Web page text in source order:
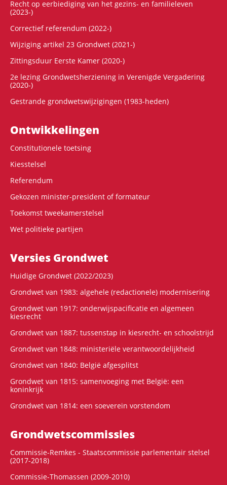
Recht op eerbiediging van het gezins- en familieleven
(2023-)
Correctief referendum (2022-)
Wijziging artikel 23 Grondwet (2021-)
Zittingsduur Eerste Kamer (2020-)
2e lezing Grondwetsherziening in Verenigde Vergadering
(2020-)
Gestrande grondwetswijzigingen (1983-heden)
Ontwikke­lingen
Constitutionele toetsing
Kiesstelsel
Referendum
Gekozen minister-president of formateur
Toekomst tweekamerstelsel
Wet politieke partijen
Versies Grondwet
Huidige Grondwet (2022/2023)
Grondwet van 1983: algehele (redactionele) modernisering
Grondwet van 1917: onderwijspacificatie en algemeen
kiesrecht
Grondwet van 1887: tussenstap in kiesrecht- en schoolstrijd
Grondwet van 1848: ministeriële verantwoordelijkheid
Grondwet van 1840: België afgesplitst
Grondwet van 1815: samenvoeging met België: een
koninkrijk
Grondwet van 1814: een soeverein vorstendom
Grondwets­commissies
Commissie-Remkes - Staatscommissie parlementair stelsel
(2017-2018)
Commissie-Thomassen (2009-2010)